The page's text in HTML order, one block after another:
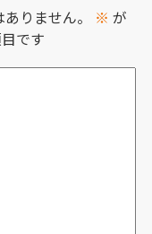
りません。 ※ が
です